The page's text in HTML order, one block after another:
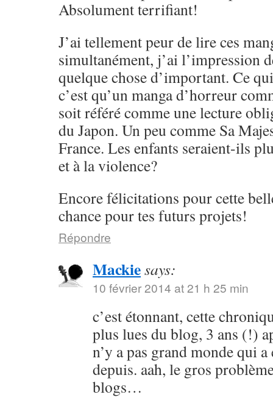
Absolument terrifiant!
J’ai tellement peur de lire ces
simultanément, j’ai l’impression
quelque chose d’important. Ce
c’est qu’un manga d’horreur
soit référé comme une lecture
du Japon. Un peu comme Sa
France. Les enfants seraient-ils
et à la violence?
Encore félicitations pour cette
chance pour tes futurs projets!
Répondre
Mackiesays:
10 février 2014 at 21 h 25 min
c’est étonnant, cette
plus lues du blog, 3 ans (!)
n’y a pas grand monde qui
depuis. aah, le gros
blogs…